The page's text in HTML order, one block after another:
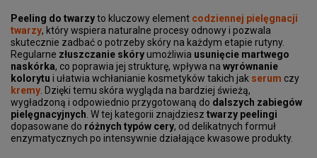
Peeling do twarzyto kluczowy element codziennej pielęgnacji
twarzy, który wspiera naturalne procesy odnowy i pozwala
skutecznie zadbać o potrzeby skóry na każdym etapie rutyny.
Regularne złuszczanie skóryumożliwia usunięcie martwego
naskórka, co poprawia jej strukturę, wpływa na wyrównanie
kolorytu i ułatwia wchłanianie kosmetyków takich jak serum czy
kremy. Dzięki temu skóra wygląda na bardziej świeżą,
wygładzoną i odpowiednio przygotowaną do dalszych zabiegów
pielęgnacyjnych. W tej kategorii znajdziesz twarzy peelingi
dopasowane do różnych typów cery, od delikatnych formuł
enzymatycznych po intensywnie działające kwasowe produkty.